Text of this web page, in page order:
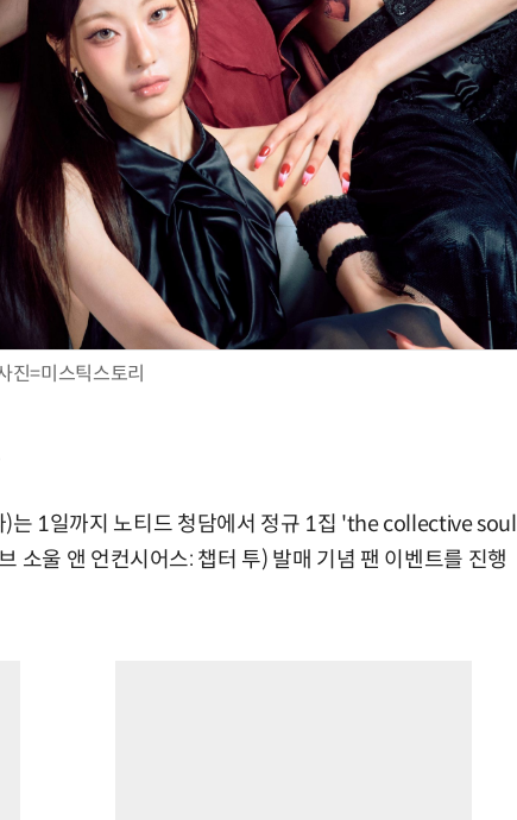
진=미스틱스토리
)는 1일까지 노티드 청담에서 정규 1집 'the collective soul
울 앤 언컨시어스: 챕터 투) 발매 기념 팬 이벤트를 진행